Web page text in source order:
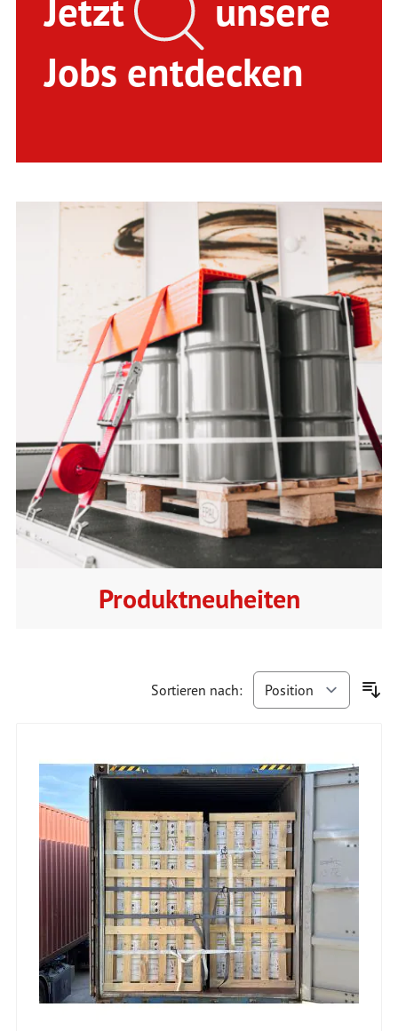
Jetzt
unsere
Jobs entdecken
Produktneuheiten
Sortieren nach: